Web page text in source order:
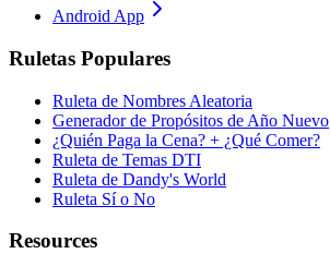
Android App
Ruletas Populares
Ruleta de Nombres Aleatoria
Generador de Propósitos de Año Nuevo
¿Quién Paga la Cena? + ¿Qué Comer?
Ruleta de Temas DTI
Ruleta de Dandy's World
Ruleta Sí o No
Resources